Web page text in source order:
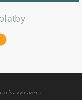
práva vyhrazena